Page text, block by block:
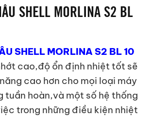
SHELL MORLINA S2 BL
SHELL MORLINA S2 BL 10
cao,độ ổn định nhiệt tốt sẽ
cao hơn cho mọi loại máy
tuần hoàn,và một số hệ thống
trong những điều kiện nhiệt